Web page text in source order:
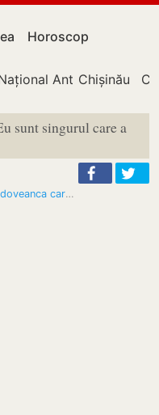
Horoscop
Anticorupție
Chișinău
sunt singurul care a
Cine este Ulizana Malimon, moldoveanca care l-a făcut pe Tudor Chirilă…